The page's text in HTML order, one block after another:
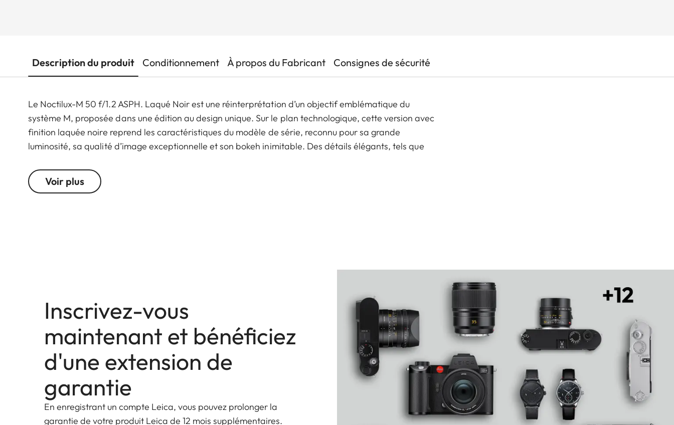
Description du produit Conditionnement À propos du Fabricant Consignes de sécurité
Le Noctilux-M 50 f/1.2 ASPH. Laqué Noir est une réinterprétation d’un objectif emblématique du
système M, proposée dans une édition au design unique. Sur le plan technologique, cette version avec
finition laquée noire reprend les caractéristiques du modèle de série, reconnu pour sa grande
luminosité, sa qualité d’image exceptionnelle et son bokeh inimitable. Des détails élégants, tels que
viennent parfaire le look iconique Leica.
Voir plus
Inscrivez-vous
maintenant et bénéficiez
d'une extension de
garantie
En enregistrant un compte Leica, vous pouvez prolonger la
garantie de votre produit Leica de 12 mois supplémentaires.